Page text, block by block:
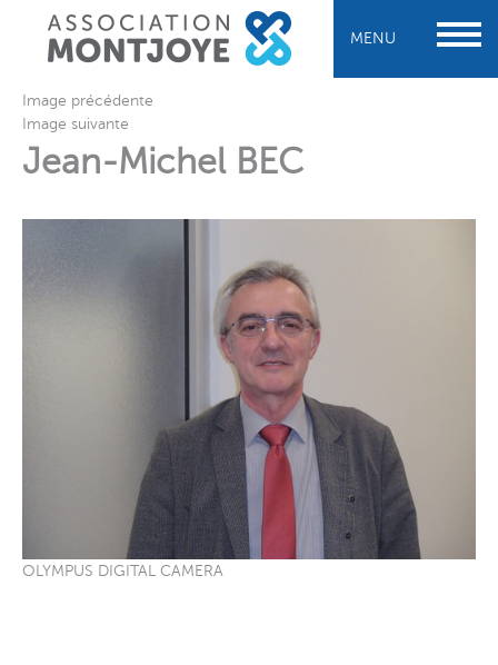
MENU
Image précédente
Image suivante
Jean-Michel BEC
OLYMPUS DIGITAL CAMERA